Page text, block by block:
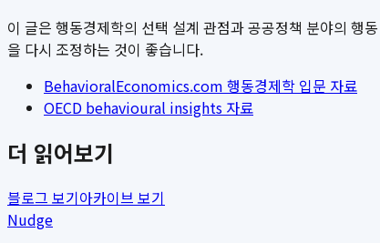
이 글은 행동경제학의 선택 설계 관점과 공공정책 분야의 행
을 다시 조정하는 것이 좋습니다.
BehavioralEconomics.com 행동경제학 입문 자료
OECD behavioural insights 자료
더 읽어보기
블로그 보기아카이브 보기
Nudge